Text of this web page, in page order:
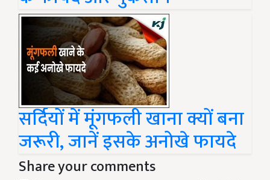
सर्दियों में मूंगफली खाना क्यों बना
जरूरी, जानें इसके अनोखे फायदे
Share your comments